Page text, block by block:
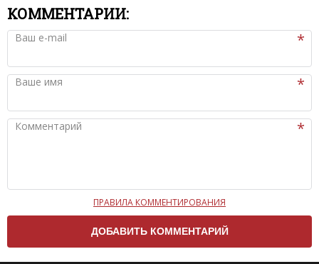
КОММЕНТАРИИ:
Ваш e-mail
Ваше имя
Комментарий
Чтобы ваш комментарий был опубликован на сайте,
вам нужно придерживаться следующих правил:
Комментарий не может быть слишком
ПРАВИЛА КОММЕНТИРОВАНИЯ